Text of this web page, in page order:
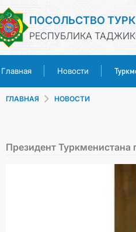
ПОСОЛЬСТВО
РЕСПУБЛИКА
Главная Новости
ГЛАВНАЯ НОВОСТИ
Президент Туркменистана